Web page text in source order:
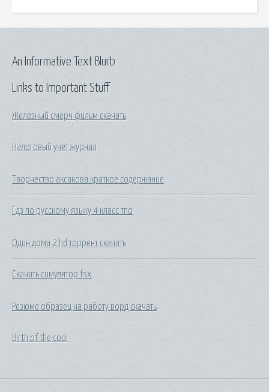
Links to Important Stuff
Железный смерч фильм скачать
Налоговый учет журнал
Творчество аксакова краткое содержание
Гдз по русскому языку 4 класс тпо
Один дома 2 hd торрент скачать
Скачать симулятор fsx
Резюме образец на работу ворд скачать
Birth of the cool
An Informative Text Blurb